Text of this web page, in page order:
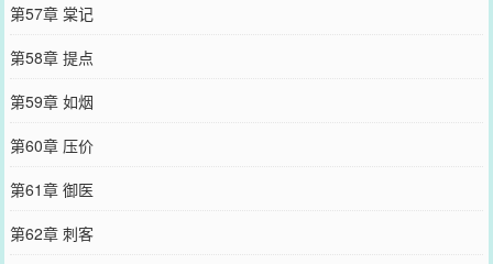
第57章 棠记
第58章 提点
第59章 如烟
第60章 压价
第61章 御医
第62章 刺客